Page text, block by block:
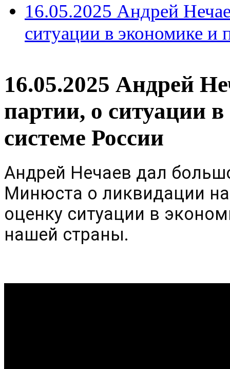
16.05.2025 Андрей
ситуации в экономике и
16.05.2025 Андрей
партии, о ситуации
системе России
Андрей Нечаев дал
Минюста о ликвидации
оценку ситуации в
нашей страны.